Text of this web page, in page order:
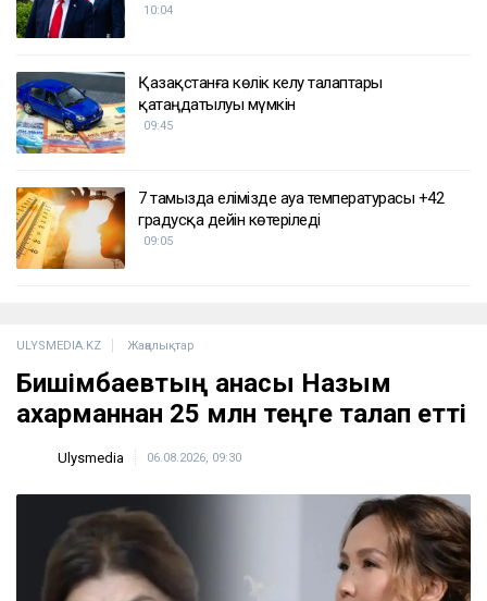
10:04
Қазақстанға көлік әкелу талаптары
қатаңдатылуы мүмкін
09:45
7 тамызда елімізде ауа температурасы +42
градусқа дейін көтеріледі
09:05
ULYSMEDIA.KZ Жаңалықтар
Бишімбаевтың анасы Назым
Қахарманнан 25 млн теңге талап етті
Ulysmedia 06.08.2026, 09:30